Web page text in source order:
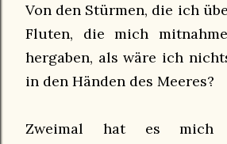
Von den Stürmen, die ich
Fluten, die mich
hergaben, als wäre ich
in den Händen des Meeres?
Zweimal hat es mich